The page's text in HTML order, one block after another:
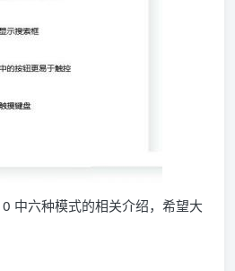
中六种模式的相关介绍，希望大